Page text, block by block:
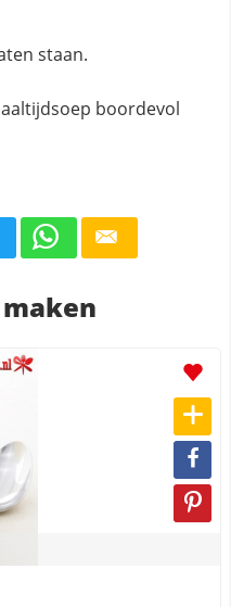
staan.
boordevol